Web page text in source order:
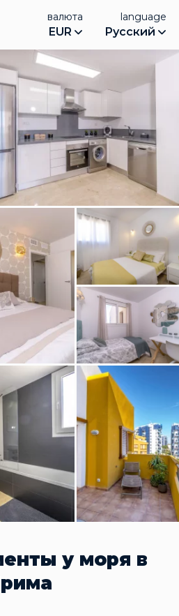
валюта
EUR
language
Русский
у моря в